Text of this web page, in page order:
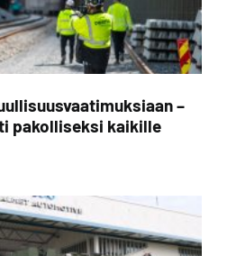
–
pakolliseksi kaikille